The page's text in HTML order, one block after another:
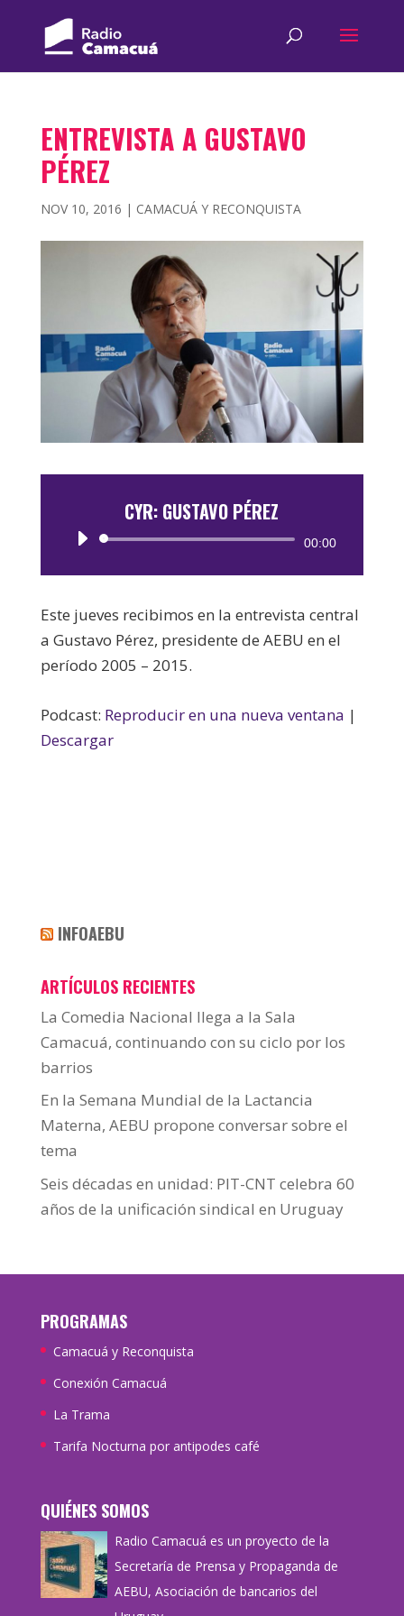
ENTREVISTA A GUSTAVO
PÉREZ
NOV 10, 2016 | CAMACUÁ Y RECONQUISTA
CYR: GUSTAVO PÉREZ
Reproductor
00:00
Este jueves recibimos en la entrevista central
a Gustavo Pérez, presidente de AEBU en el
período 2005 – 2015.
Podcast: Reproducir en una nueva ventana |
Descargar
INFOAEBU
ARTÍCULOS RECIENTES
La Comedia Nacional llega a la Sala
Camacuá, continuando con su ciclo por los
barrios
En la Semana Mundial de la Lactancia
Materna, AEBU propone conversar sobre el
tema
Seis décadas en unidad: PIT-CNT celebra 60
años de la unificación sindical en Uruguay
PROGRAMAS
Camacuá y Reconquista
Conexión Camacuá
La Trama
Tarifa Nocturna por antipodes café
QUIÉNES SOMOS
Radio Camacuá es un proyecto de la
Secretaría de Prensa y Propaganda de
AEBU, Asociación de bancarios del